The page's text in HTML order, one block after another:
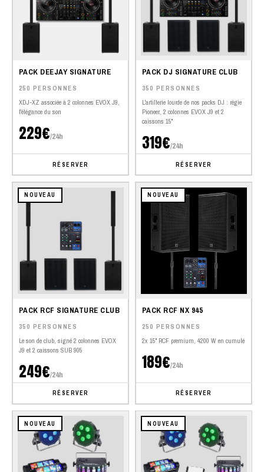
PACK DEEJAY SIGNATURE
250 PERSONNES
XDJ-XZ associée à 2 colonnes EVOX J9,
l'élégance du son
229€/24h
RÉSERVER
PACK DJ SIGNATURE CLUB
350 PERSONNES
L'artillerie lourde de nos packs DJ : régie
Pioneer, 2 colonnes EVOX J9 et 2
caissons 15"
319€/24h
RÉSERVER
NOUVEAU
PACK RCF SIGNATURE CLUB
350 PERSONNES
Le son de club, signé 2 colonnes EVOX
J9 et 2 caissons SUB 905
249€/24h
RÉSERVER
NOUVEAU
PACK RCF NX 945
250 PERSONNES
2x 15" RCF premium, 4200 W en cumulé
189€/24h
RÉSERVER
NOUVEAU NOUVEAU